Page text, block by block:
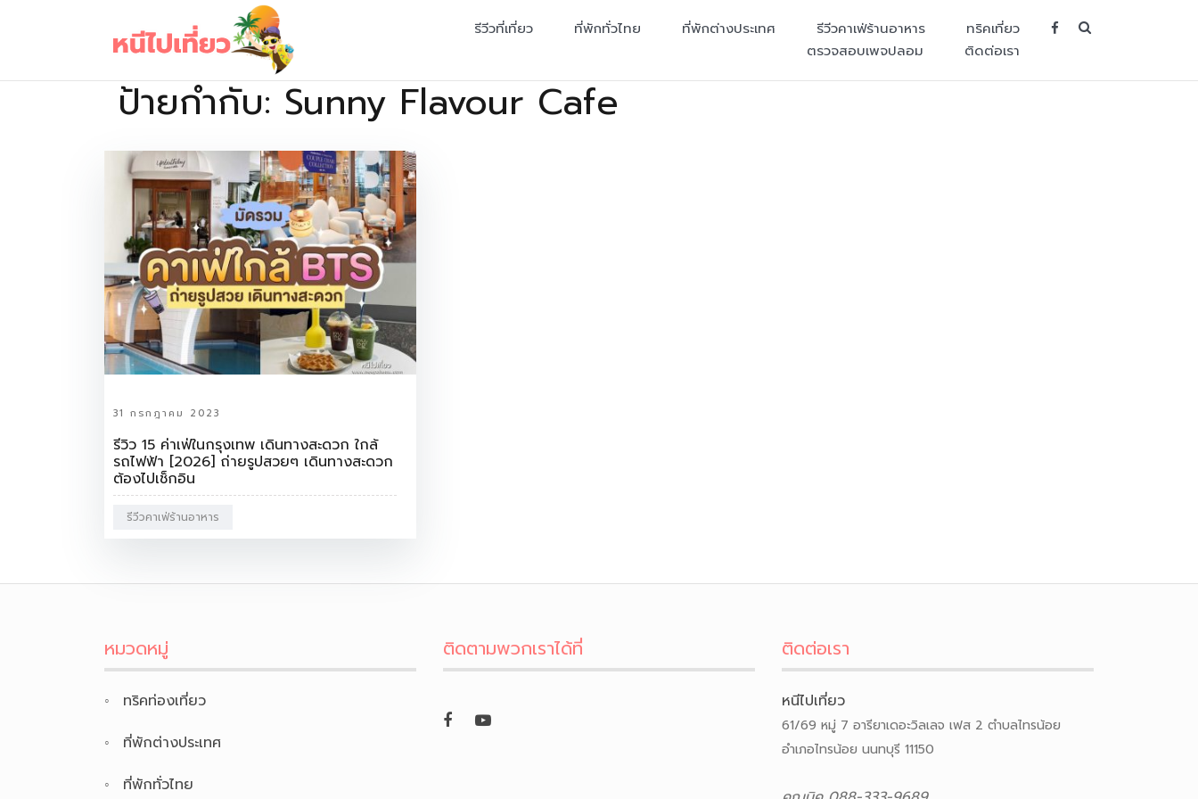
เว็บไซต์รวบรวมที่พัก ที่เที่ยว ที่กิน ไว้ในที่เดียว
รีวีวที่เที่ยว ที่พักทั่วไทย ที่พักต่างประเทศ รีวีวคาเฟ่ร้านอาหาร
ทริคเที่ยว
ตรวจสอบเพจปลอม
ติดต่อเรา
ป้ายกำกับ: Sunny Flavour Cafe
31 กรกฎาคม 2023
รีวิว 15 ค่าเฟ่ในกรุงเทพ เดินทางสะดวก ใกล้
รถไฟฟ้า [2026] ถ่ายรูปสวยๆ เดินทางสะดวก
ต้องไปเช็กอิน
รีวีวคาเฟ่ร้านอาหาร
หมวดหมู่
ทริคท่องเที่ยว
ที่พักต่างประเทศ
ที่พักทั่วไทย
ติดตามพวกเราได้ที่ ติดต่อเรา
หนีไปเที่ยว
61/69 หมู่ 7 อารียาเดอะวิลเลจ เฟส 2 ตำบลไทรน้อย
อำเภอไทรน้อย นนทบุรี 11150